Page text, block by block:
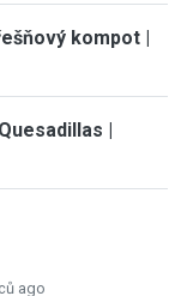
kompot |
|
ago